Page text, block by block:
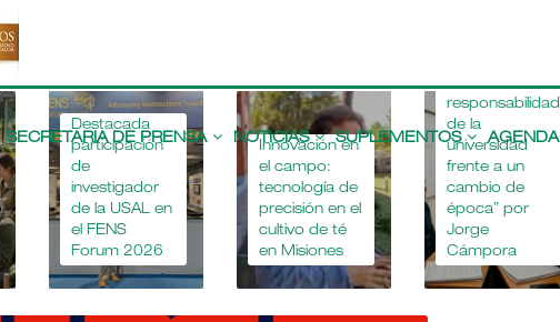
Main
navigation
SECRETARIA DE PRENSA NOTICIAS SUPLEMENTOS AGENDA
Destacada
participación
de
investigador
de la USAL en
el FENS
Forum 2026
Innovación en
el campo:
tecnología de
precisión en el
cultivo de té
en Misiones
“La
responsabilidad
de la
universidad
frente a un
cambio de
época” por
Jorge
Cámpora